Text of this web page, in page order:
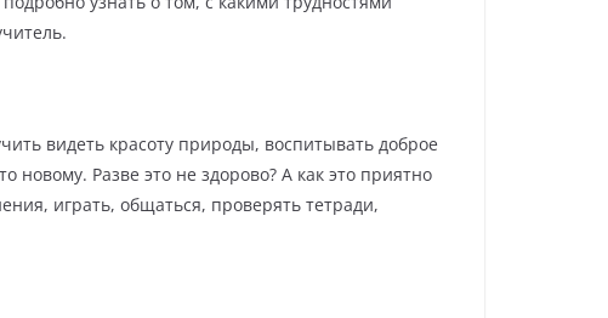
видеть красоту природы, воспитывать доброе
Разве это не здорово? А как это приятно
играть, общаться, проверять тетради,